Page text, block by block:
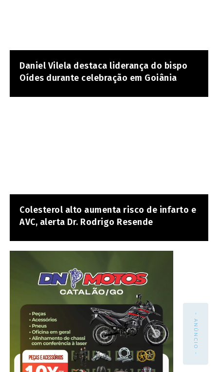
Daniel Vilela destaca liderança do bispo
Oídes durante celebração em Goiânia
Colesterol alto aumenta risco de infarto e
AVC, alerta Dr. Rodrigo Resende
- ANÚNCIO -